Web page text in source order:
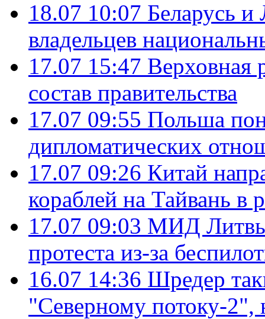
18.07 10:07 Беларусь
владельцев
17.07 15:47 Верховная
состав правительства
17.07 09:55 Польша
дипломатических
17.07 09:26 Китай
кораблей на Тайвань в
17.07 09:03 МИД Литвы
протеста из-за
16.07 14:36 Шредер
"Северному потоку-2",